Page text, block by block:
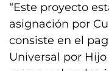
“Este proyecto
asignación por
consiste en el
Universal por